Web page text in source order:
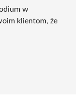
w
klientom, że